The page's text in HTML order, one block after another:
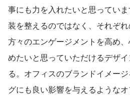
事にも力を入れたいと思ってい
装を整えるのではなく、それぞ
方々のエンゲージメントを高め
めたいと思っていただけるデザ
る。オフィスのブランドイメー
グにも良い影響を与えるような